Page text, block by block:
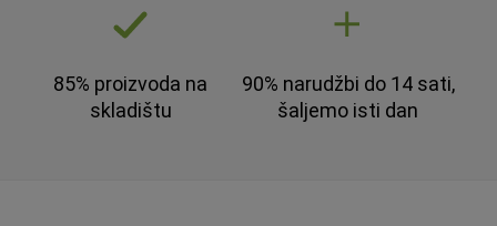
85% proizvoda na
skladištu
90% narudžbi do 14 sati,
šaljemo isti dan